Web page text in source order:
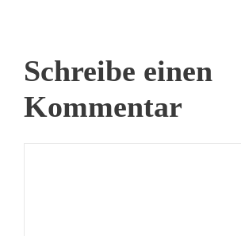
Schreibe einen
Kommentar